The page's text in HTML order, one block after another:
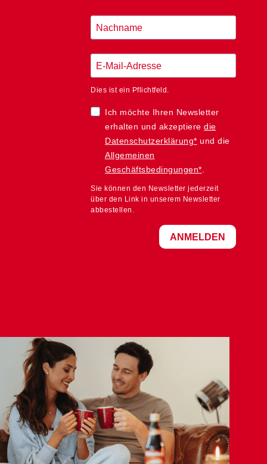
Dies ist ein Pflichtfeld.
Ich möchte Ihren Newsletter
erhalten und akzeptiere die
Datenschutzerklärung* und die
Allgemeinen
Geschäftsbedingungen*
Sie können den Newsletter jederzeit
über den Link in unserem Newsletter
abbestellen.
ANMELDEN